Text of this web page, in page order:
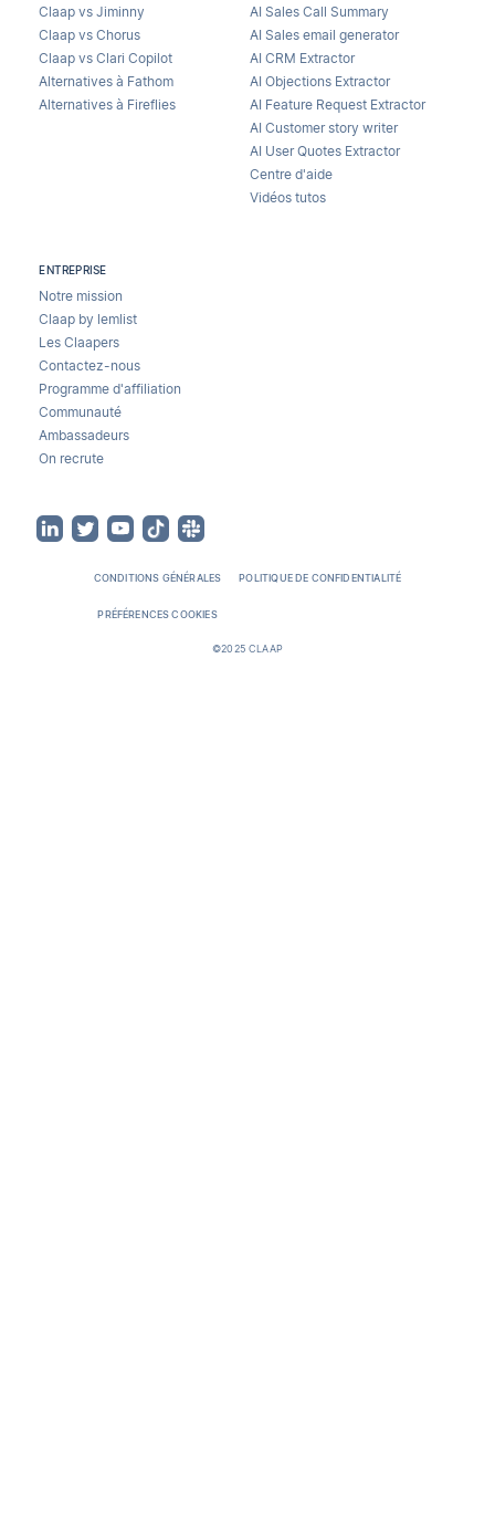
Claap vs Jiminny
Claap vs Chorus
Claap vs Clari Copilot
Alternatives à Fathom
Alternatives à Fireflies
AI Sales Call Summary
AI Sales email generator
AI CRM Extractor
AI Objections Extractor
AI Feature Request Extractor
AI Customer story writer
AI User Quotes Extractor
Centre d'aide
Vidéos tutos
ENTREPRISE
Notre mission
Claap by lemlist
Les Claapers
Contactez-nous
Programme d'affiliation
Communauté
Ambassadeurs
On recrute
CONDITIONS GÉNÉRALES POLITIQUE DE CONFIDENTIALITÉ
PRÉFÉRENCES COOKIES
©2025 CLAAP